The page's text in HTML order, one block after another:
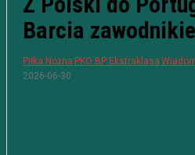
Barcia
Piłka Nożna PKO BP Ekstraklasa
2026-06-30